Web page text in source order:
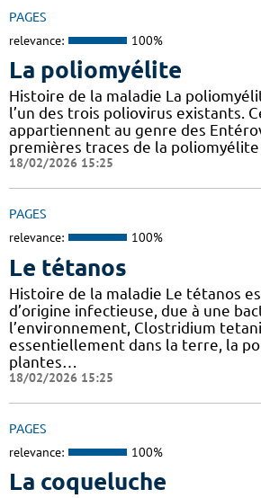
PAGES
relevance: 100%
La poliomyélite
Histoire de la maladie La
l’un des trois poliovirus existants.
appartiennent au genre des
premières traces de la poliomyélite
18/02/2026 15:25
PAGES
relevance: 100%
Le tétanos
Histoire de la maladie Le tétanos
d’origine infectieuse, due à une
l’environnement, Clostridium
essentiellement dans la terre, la
plantes…
18/02/2026 15:25
PAGES
relevance: 100%
La coqueluche